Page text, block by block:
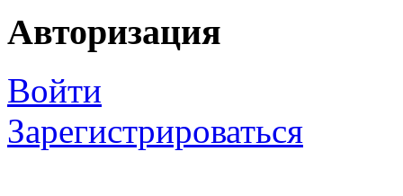
Авторизация
Войти
Зарегистрироваться